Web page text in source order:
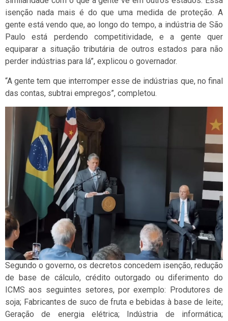
isenção nada mais é do que uma medida de proteção. A
gente está vendo que, ao longo do tempo, a indústria de São
Paulo está perdendo competitividade, e a gente quer
equiparar a situação tributária de outros estados para não
perder indústrias para lá”, explicou o governador.
“A gente tem que interromper esse de indústrias que, no final
das contas, subtrai empregos”, completou.
Segundo o governo, os decretos concedem isenção, redução
de base de cálculo, crédito outorgado ou diferimento do
ICMS aos seguintes setores, por exemplo: Produtores de
soja; Fabricantes de suco de fruta e bebidas à base de leite;
Geração de energia elétrica; Indústria de informática;